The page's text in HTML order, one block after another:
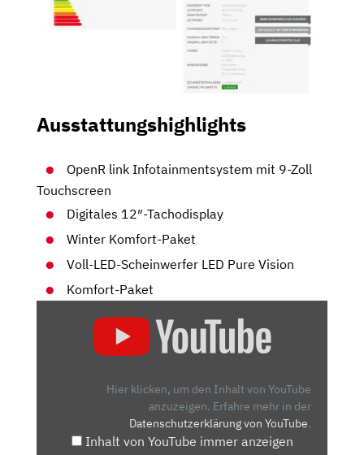
Ausstattungshighlights
OpenR link Infotainmentsystem mit 9-Zoll
Touchscreen
Digitales 12″-Tachodisplay
Winter Komfort-Paket
Voll-LED-Scheinwerfer LED Pure Vision
Komfort-Paket
FÄHRT
Hier klicken, um den Inhalt von YouTube
anzuzeigen. Erfahre mehr in der
Datenschutzerklärung von YouTube.
Inhalt von YouTube immer anzeigen